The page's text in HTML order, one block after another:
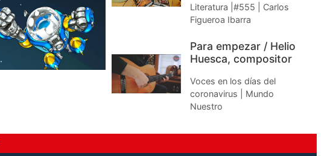
Literatura |#555 | Carlos
Figueroa Ibarra
Para empezar / Helio
Huesca, compositor
Voces en los días del
coronavirus | Mundo
Nuestro